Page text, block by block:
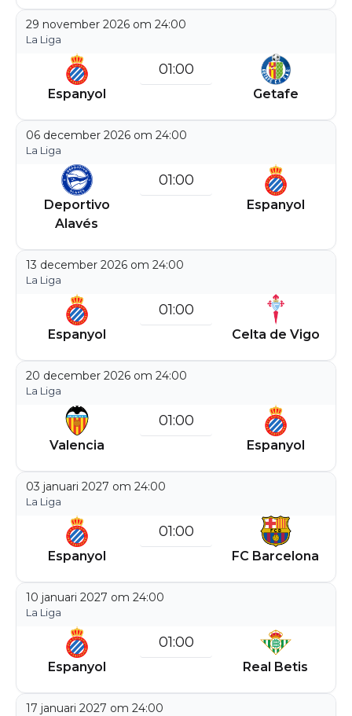
29 november 2026 om 24:00
La Liga
Espanyol
01:00
Getafe
06 december 2026 om 24:00
La Liga
Deportivo
Alavés
01:00
Espanyol
13 december 2026 om 24:00
La Liga
Espanyol
01:00
Celta de Vigo
20 december 2026 om 24:00
La Liga
Valencia
01:00
Espanyol
03 januari 2027 om 24:00
La Liga
Espanyol
01:00
FC Barcelona
10 januari 2027 om 24:00
La Liga
Espanyol
01:00
Real Betis
17 januari 2027 om 24:00